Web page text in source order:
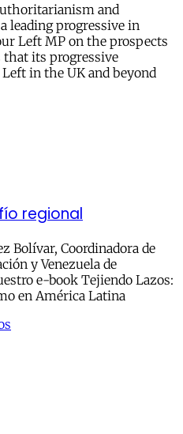
and
leading progressive in
Left MP on the prospects
that its progressive
in the UK and beyond
regional
Bolívar, Coordinadora de
y Venezuela de
e-book Tejiendo Lazos:
en América Latina